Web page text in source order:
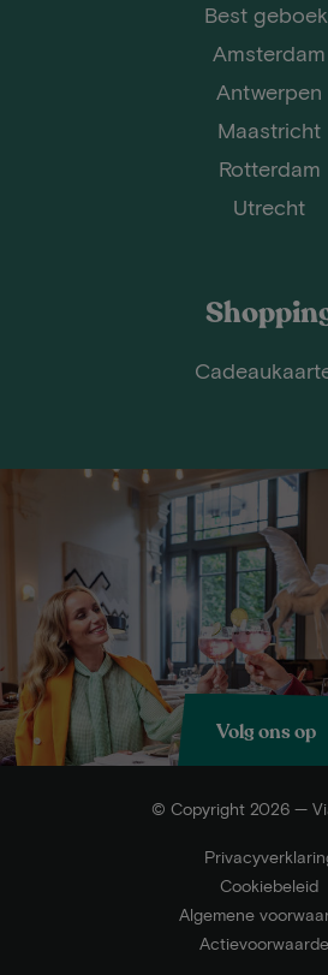
Best
Amsterdam
Antwerpen
Maastricht
Rotterdam
Utrecht
Volg ons op
© Copyright 2026 —
Cookiebeleid
Algemene